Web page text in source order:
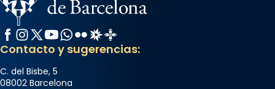
Facebook
Instagram
X / Twitter
YouTube
WhatsApp
FlickrRadio Estel
Catalunya Cristiana
Contacto y sugerencias:
C. del Bisbe, 5
08002 Barcelona